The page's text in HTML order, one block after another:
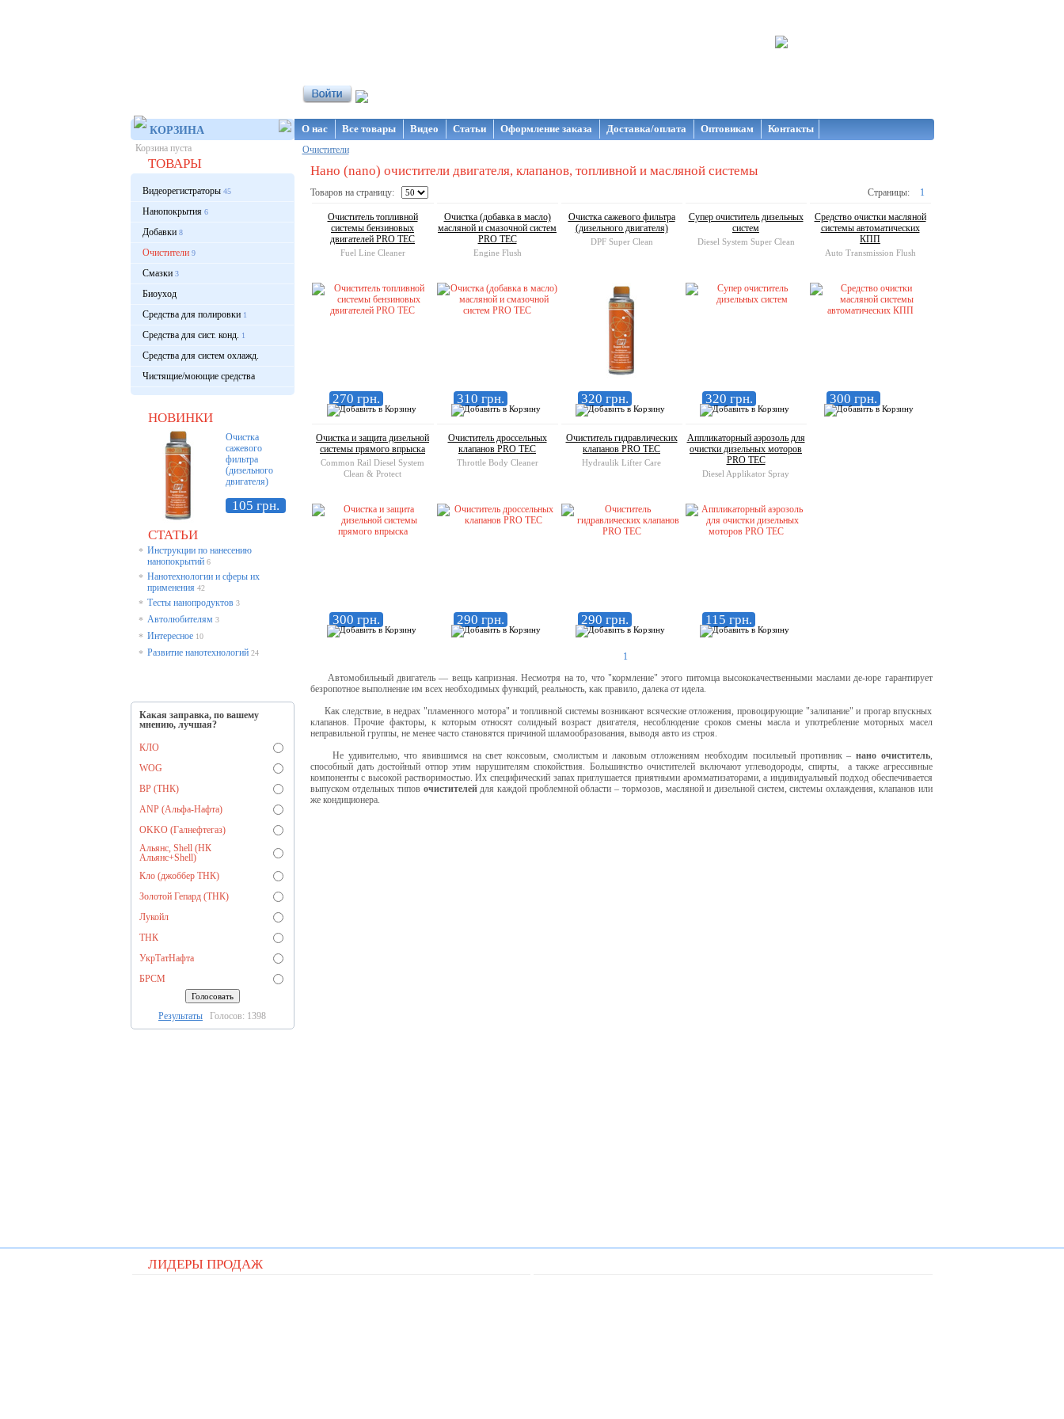
КОРЗИНА
Корзина пуста
ТОВАРЫ
Видеорегистраторы45
Нанопокрытия6
Добавки8
Очистители9
Смазки3
Биоуход
Средства для полировки1
Средства для сист. конд. 1
Средства для систем охлажд.
Чистящие/моющие средства
НОВИНКИ
Очистка
сажевого
фильтра
(дизельного
двигателя)
105 грн.
СТАТЬИ
* Инструкции по нанесению
нанопокрытий 6
* Нанотехнологии и сферы их
применения 42
* Тесты нанопродуктов 3
* Автолюбителям 3
* Интересное 10
* Развитие нанотехнологий 24
Какая заправка, по вашему
мнению, лучшая?
КЛО
WOG
BP (ТНК)
ANP (Альфа-Нафта)
OKKO (Галнефтегаз)
Альянс, Shell (НК
Альянс+Shell)
Кло (джоббер ТНК)
Золотой Гепард (ТНК)
Лукойл
ТНК
УкрТатНафта
БРСМ
Результаты Голосов: 1398
О нас Все товары Видео Статьи Оформление заказа Доставка/оплата Оптовикам Контакты
Очистители
Нано (nano) очистители двигателя, клапанов, топливной и масляной системы
Товаров на страницу: Страницы: 1
Очиститель топливной
системы бензиновых
двигателей PRO TEC
Fuel Line Cleaner
270 грн.
Очистка (добавка в масло)
масляной и смазочной систем
PRO TEC
Engine Flush
310 грн.
Очистка сажевого фильтра
(дизельного двигателя)
DPF Super Clean
320 грн.
Супер очиститель дизельных
систем
Diesel System Super Clean
320 грн.
Средство очистки масляной
системы автоматических
КПП
Auto Transmission Flush
300 грн.
Очистка и защита дизельной
системы прямого впрыска
Common Rail Diesel System
Clean & Protect
300 грн.
Очиститель дроссельных
клапанов PRO TEC
Throttle Body Cleaner
290 грн.
Очиститель гидравлических
клапанов PRO TEC
Hydraulik Lifter Care
290 грн.
Аппликаторный аэрозоль для
очистки дизельных моторов
PRO TEC
Diesel Applikator Spray
115 грн.
1
Автомобильный двигатель — вещь капризная. Несмотря на то, что "кормление" этого питомца высококачественными маслами де-юре гарантирует
безропотное выполнение им всех необходимых функций, реальность, как правило, далека от идела.
Как следствие, в недрах "пламенного мотора" и топливной системы возникают всяческие отложения, провоцирующие "залипание" и прогар впускных
клапанов. Прочие факторы, к которым относят солидный возраст двигателя, несоблюдение сроков смены масла и употребление моторных масел
неправильной группы, не менее часто становятся причиной шламообразования, выводя авто из строя.
Не удивительно, что явившимся на свет коксовым, смолистым и лаковым отложениям необходим посильный противник – нано очиститель,
способный дать достойный отпор этим нарушителям спокойствия. Большинство очистителей включают углеводороды, спирты, а также агрессивные
компоненты с высокой растворимостью. Их специфический запах приглушается приятными аромматизаторами, а индивидуальный подход обеспечивается
выпуском отдельных типов очистителейдля каждой проблемной области – тормозов, масляной и дизельной систем, системы охлаждения, клапанов или
же кондиционера.
ЛИДЕРЫ ПРОДАЖ